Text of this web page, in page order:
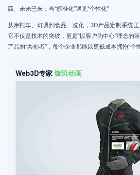
四、未来已来：当“标准化”遇见“个性化”
从摩托车、灯具到食品、洗化，3D产品定制系统正
它不仅是技术的突破，更是“以客户为中心”理念
产品的“共创者”，每个企业都能以更低成本拥抱“个性
Web3D专家 璇玑动画